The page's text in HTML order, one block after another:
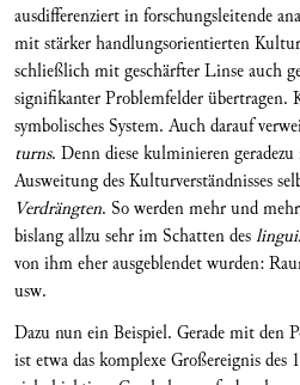
ausdifferenziert in forschungsleitende
mit stärker handlungsorientierten
schließlich mit geschärfter Linse auch
signifikanter Problemfelder
symbolisches System. Auch darauf
turns. Denn diese kulminieren
Ausweitung des Kulturverständnisses
Verdrängten. So werden mehr und
bislang allzu sehr im Schatten des
von ihm eher ausgeblendet wurden:
usw.
Dazu nun ein Beispiel. Gerade mit den
ist etwa das komplexe Großereignis des